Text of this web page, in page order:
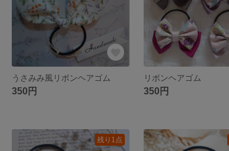
うさみみ風リボンヘアゴム
350円
リボンヘアゴム
350円
残り1点